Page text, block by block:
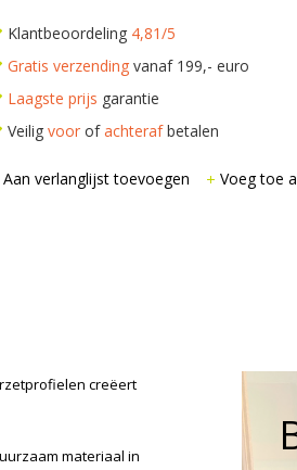
Klantbeoordeling 4,81/5
Gratis verzendingvanaf 199,- euro
Laagste prijs garantie
Veilig voorofachterafbetalen
Aan verlanglijst toevoegen Voeg toe
creëert
materiaal in